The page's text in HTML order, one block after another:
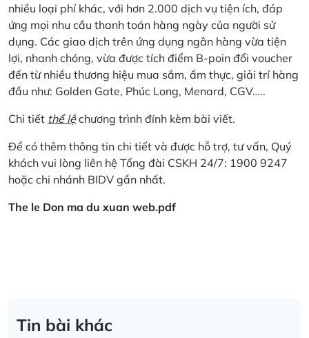
nhiều loại phí khác, với hơn 2.000 dịch vụ tiện ích, đáp
ứng mọi nhu cầu thanh toán hàng ngày của người sử
dụng. Các giao dịch trên ứng dụng ngân hàng vừa tiện
lợi, nhanh chóng, vừa được tích điểm B-poin đổi voucher
đến từ nhiều thương hiệu mua sắm, ẩm thực, giải trí hàng
đầu như: Golden Gate, Phúc Long, Menard, CGV…..
Chi tiết thể lệchương trình đính kèm bài viết.
Để có thêm thông tin chi tiết và được hỗ trợ, tư vấn, Quý
khách vui lòng liên hệ Tổng đài CSKH 24/7: 1900 9247
hoặc chi nhánh BIDV gần nhất.
The le Don ma du xuan web.pdf
Tin bài khác